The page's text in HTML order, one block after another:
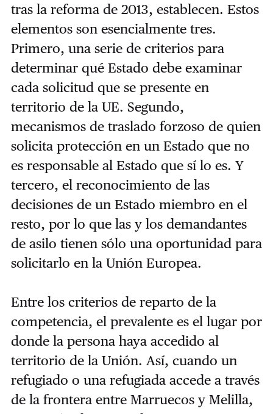
tras la reforma de 2013, establecen. Estos
elementos son esencialmente tres.
Primero, una serie de criterios para
determinar qué Estado debe examinar
cada solicitud que se presente en
territorio de la UE. Segundo,
mecanismos de traslado forzoso de quien
solicita protección en un Estado que no
es responsable al Estado que sí lo es. Y
tercero, el reconocimiento de las
decisiones de un Estado miembro en el
resto, por lo que las y los demandantes
de asilo tienen sólo una oportunidad para
solicitarlo en la Unión Europea.
Entre los criterios de reparto de la
competencia, el prevalente es el lugar por
donde la persona haya accedido al
territorio de la Unión. Así, cuando un
refugiado o una refugiada accede a través
de la frontera entre Marruecos y Melilla,